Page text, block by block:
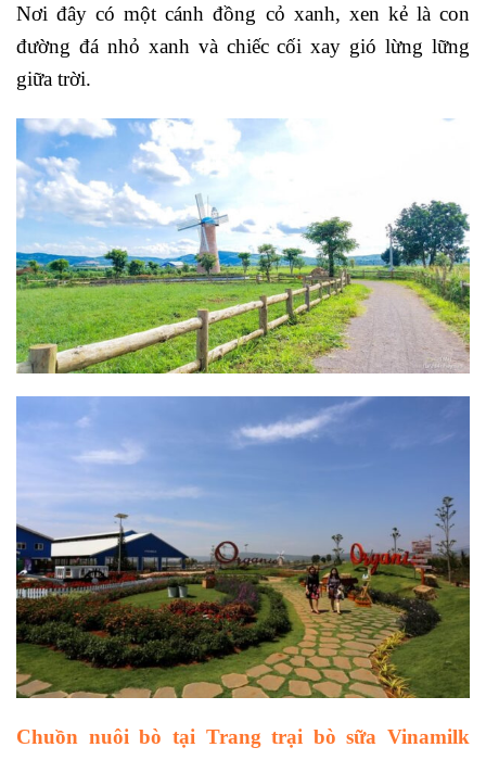
Nơi đây có một cánh đồng cỏ xanh, xen kẻ là con
đường đá nhỏ xanh và chiếc cối xay gió lừng lững
giữa trời.
Chuồn nuôi bò tại Trang trại bò sữa Vinamilk